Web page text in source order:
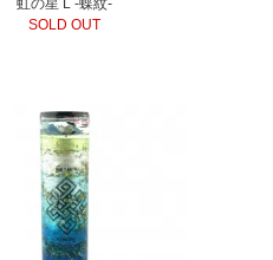
SOLD OUT